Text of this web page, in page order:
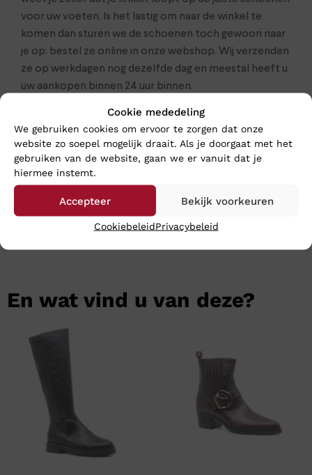
Cookie mededeling
We gebruiken cookies om ervoor te zorgen dat onze
website zo soepel mogelijk draait. Als je doorgaat met het
gebruiken van de website, gaan we er vanuit dat je
hiermee instemt.
Accepteer Bekijk voorkeuren
CookiebeleidPrivacybeleid
voor uw voeten. Is het lastig om naar de winkel te
komen dan sturen we de schoenen toch gewoon naar
je op: bestel ze online in onze webshop. Wij verzenden
ze op werkdagen nog dezelfde dag en meestal heeft u
uw aankopen binnen 24 uur binnen.
hier voor de gehele dames collectie van Solidus
En wat vind u van deze?